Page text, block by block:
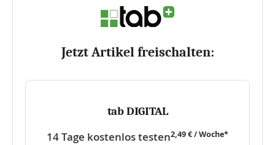
Jetzt Artikel freischalten:
tab DIGITAL
14 Tage kostenlos testen2,49 € / Woche*